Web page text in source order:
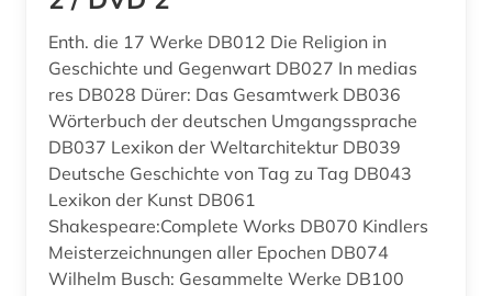
belgien (2)
betriebswirtschaftslehre (1)
bibliografie (37)
bibliographie (19)
bibliographie 1400-1999 (1)
bibliographie 1800-2005 (1)
Roemisches Reich (2)
Rumänien (5)
Russland, Sowjetunion (1)
Schweden (1)
Schweiz (8)
Slowakei (1)
Enth. die 17 Werke DB012 Die Religion in
Geschichte und Gegenwart DB027 In medias
res DB028 Dürer: Das Gesamtwerk DB036
Wörterbuch der deutschen Umgangssprache
DB037 Lexikon der Weltarchitektur DB039
Deutsche Geschichte von Tag zu Tag DB043
Lexikon der Kunst DB061
Shakespeare:Complete Works DB070 Kindlers
Meisterzeichnungen aller Epochen DB074
Wilhelm Busch: Gesammelte Werke DB100